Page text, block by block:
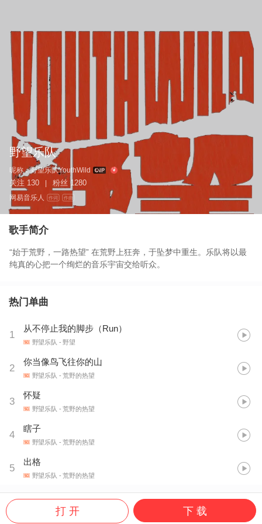
野望乐队
昵称：野望乐队YouthWild
关注 130 粉丝 1280
网易音乐人 作词 作曲
歌手简介
“始于荒野，一路热望” 在荒野上狂奔，于坠梦中重生。乐队将以最
纯真的心把一个绚烂的音乐宇宙交给听众。
热门单曲
1
从不停止我的脚步（Run）
野望乐队 - 野望
2
你当像鸟飞往你的山
野望乐队 - 荒野的热望
3
怀疑
野望乐队 - 荒野的热望
4
瞎子
野望乐队 - 荒野的热望
5
出格
野望乐队 - 荒野的热望
打 开 下 载